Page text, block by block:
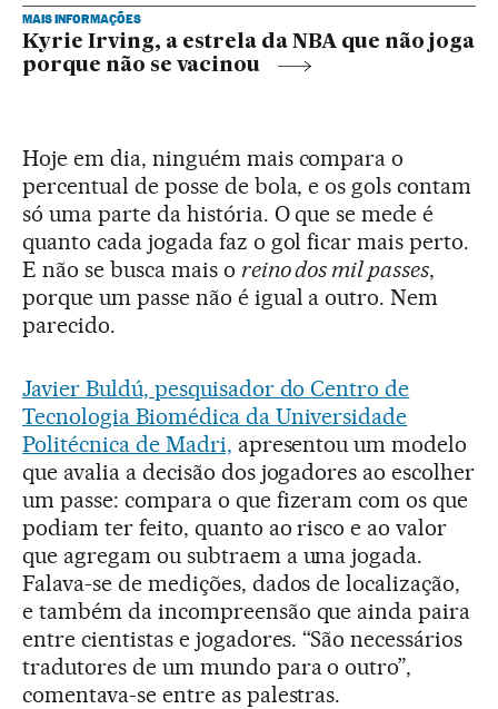
MAIS INFORMAÇÕES
Kyrie Irving, a estrela da NBA que não joga
porque não se vacinou
Hoje em dia, ninguém mais compara o
percentual de posse de bola, e os gols contam
só uma parte da história. O que se mede é
quanto cada jogada faz o gol ficar mais perto.
E não se busca mais o reino dos mil passes,
porque um passe não é igual a outro. Nem
parecido.
Javier Buldú, pesquisador do Centro de
Tecnologia Biomédica da Universidade
Politécnica de Madri, apresentou um modelo
que avalia a decisão dos jogadores ao escolher
um passe: compara o que fizeram com os que
podiam ter feito, quanto ao risco e ao valor
que agregam ou subtraem a uma jogada.
Falava-se de medições, dados de localização,
e também da incompreensão que ainda paira
entre cientistas e jogadores. “São necessários
tradutores de um mundo para o outro”,
comentava-se entre as palestras.